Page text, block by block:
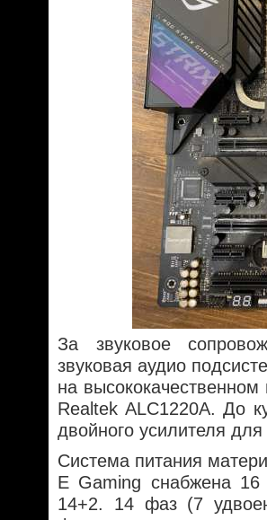
За звуковое
звуковая аудио
на
Realtek ALC1220A. До
двойного усилителя
Система питания
E Gaming снабжена
14+2. 14 фаз (7